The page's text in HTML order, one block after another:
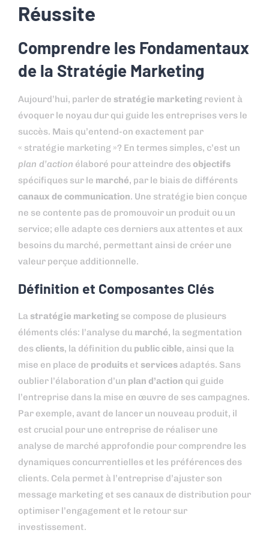
Réussite
Comprendre les Fondamentaux
de la Stratégie Marketing
Aujourd’hui, parler de stratégie marketing revient à
évoquer le noyau dur qui guide les entreprises vers le
succès. Mais qu’entend-on exactement par
« stratégie marketing »? En termes simples, c’est un
plan d’action élaboré pour atteindre desobjectifs
spécifiques sur le marché, par le biais de différents
canaux de communication. Une stratégie bien conçue
ne se contente pas de promouvoir un produit ou un
service; elle adapte ces derniers aux attentes et aux
besoins du marché, permettant ainsi de créer une
valeur perçue additionnelle.
Définition et Composantes Clés
La stratégie marketing se compose de plusieurs
éléments clés: l’analyse du marché, la segmentation
desclients, la définition du public cible, ainsi que la
mise en place de produits et services adaptés. Sans
oublier l’élaboration d’un plan d’action qui guide
l’entreprise dans la mise en œuvre de ses campagnes.
Par exemple, avant de lancer un nouveau produit, il
est crucial pour une entreprise de réaliser une
analyse de marché approfondie pour comprendre les
dynamiques concurrentielles et les préférences des
clients. Cela permet à l’entreprise d’ajuster son
message marketing et ses canaux de distribution pour
optimiser l’engagement et le retour sur
investissement.